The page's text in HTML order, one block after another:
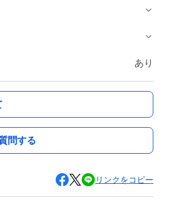
あり
問する
リンクをコピー